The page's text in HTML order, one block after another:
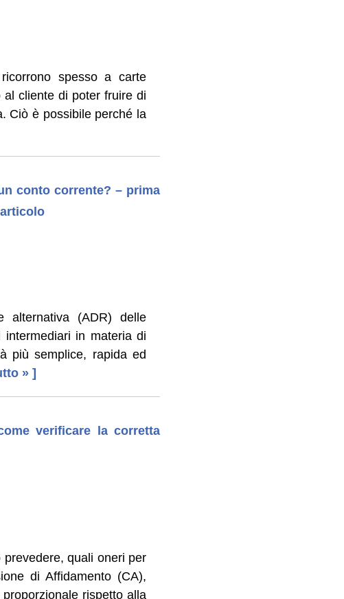
spesso a carte
cliente di poter fruire di
Ciò è possibile perché la
conto corrente? – prima
alternativa (ADR) delle
in materia di
più semplice, rapida ed
» ]
verificare la corretta
quali oneri per
di Affidamento (CA),
rispetto alla